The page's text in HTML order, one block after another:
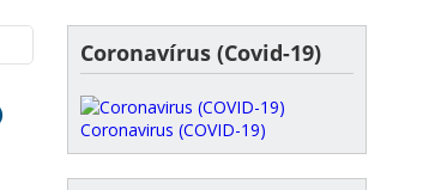
Coronavírus (Covid-19)
Coronavirus (COVID-19)